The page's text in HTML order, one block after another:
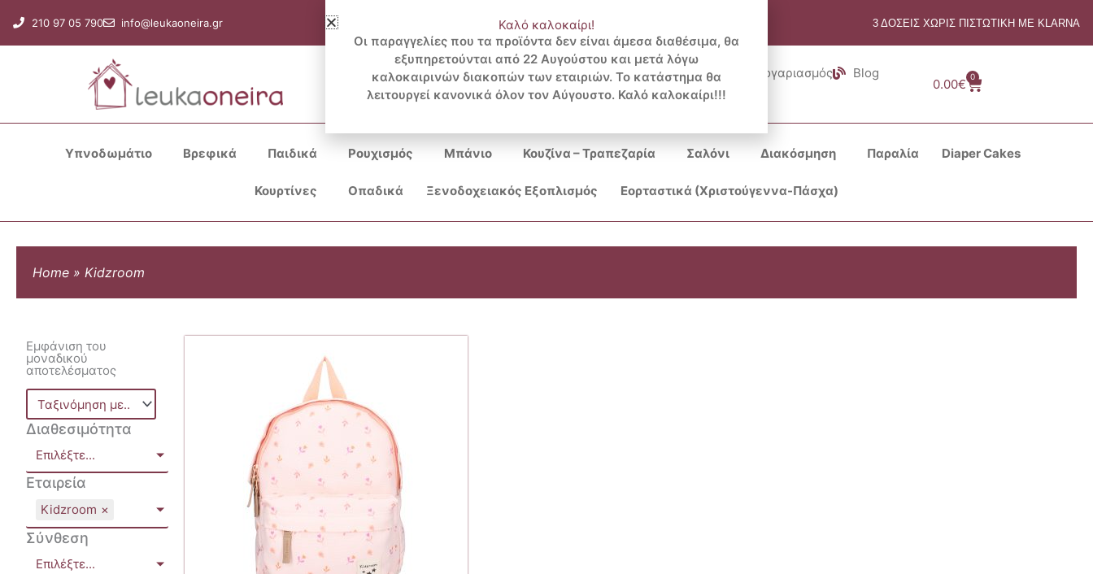
στο
περιεχόμενο
210 97 05 790 info@leukaoneira.gr 3 ΔΟΣΕΙΣ ΧΩΡΙΣ ΠΙΣΤΩΤΙΚΗ ΜΕ KLARNA
Search
...
Λογαριασμός Blog
0.00€
0
Cart
Υπνοδωμάτιο Βρεφικά Παιδικά Ρουχισμός Μπάνιο Κουζίνα – Τραπεζαρία Σαλόνι Διακόσμηση Παραλία Diaper Cakes
Κουρτίνες Οπαδικά Ξενοδοχειακός Εξοπλισμός Εορταστικά (Χριστούγεννα-Πάσχα)
Home » Kidzroom
Εμφάνιση του
μοναδικού
αποτελέσματος
Διαθεσιμότητα
Επιλέξτε...
Εταιρεία
Kidzroom ×
Σύνθεση
Επιλέξτε...
Καλό καλοκαίρι!
Οι παραγγελίες που τα προϊόντα δεν είναι άμεσα διαθέσιμα, θα
εξυπηρετούνται από 22 Αυγούστου και μετά λόγω
καλοκαιρινών διακοπών των εταιριών. Το κατάστημα θα
λειτουργεί κανονικά όλον τον Αύγουστο. Καλό καλοκαίρι!!!